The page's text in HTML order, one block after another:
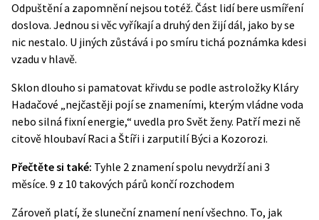
Odpuštění a zapomnění nejsou totéž. Část lidí bere usmíření
doslova. Jednou si věc vyříkají a druhý den žijí dál, jako by se
nic nestalo. U jiných zůstává i po smíru tichá poznámka kdesi
vzadu v hlavě.
Sklon dlouho si pamatovat křivdu se podle astroložky Kláry
Hadačové „nejčastěji pojí se znameními, kterým vládne voda
nebo silná fixní energie,“ uvedla pro Svět ženy. Patří mezi ně
citově hloubaví Raci a Štíři i zarputilí Býci a Kozorozi.
Přečtěte si také: Tyhle 2 znamení spolu nevydrží ani 3
měsíce. 9 z 10 takových párů končí rozchodem
Zároveň platí, že sluneční znamení není všechno. To, jak